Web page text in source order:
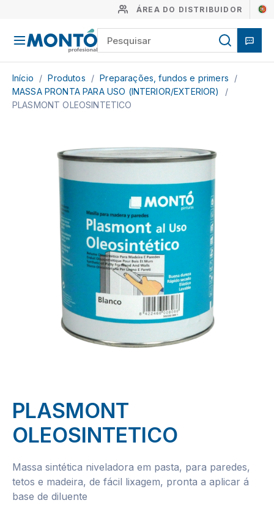
ÁREA DO DISTRIBUIDOR
Início / Produtos / Preparações, fundos e primers
/
MASSA PRONTA PARA USO (INTERIOR/EXTERIOR)
/
PLASMONT OLEOSINTETICO
PLASMONT
OLEOSINTETICO
Massa sintética niveladora em pasta, para paredes,
tetos e madeira, de fácil lixagem, pronta a aplicar á
base de diluente